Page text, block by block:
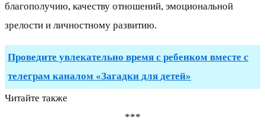
благополучию, качеству отношений, эмоциональной
зрелости и личностному развитию.
Проведите увлекательно время с ребенком вместе с
телеграм каналом «Загадки для детей»
Читайте также
***